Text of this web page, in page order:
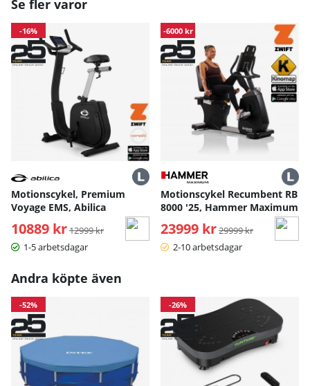
En vattenflaskhållare och hållare för surfplatta ingår, vilket
Bruksanvisning / manual »
Se fler varor
-16%
Motionscykel, Premium
Voyage EMS, Abilica
10889 kr Ordinarie pris:
12999 kr
1-5 arbetsdagar
-6000 kr
Motionscykel Recumbent RB
8000 '25, Hammer Maximum
23999 kr Ordinarie pris:
29999 kr
2-10 arbetsdagar
Andra köpte även
-52% -26%